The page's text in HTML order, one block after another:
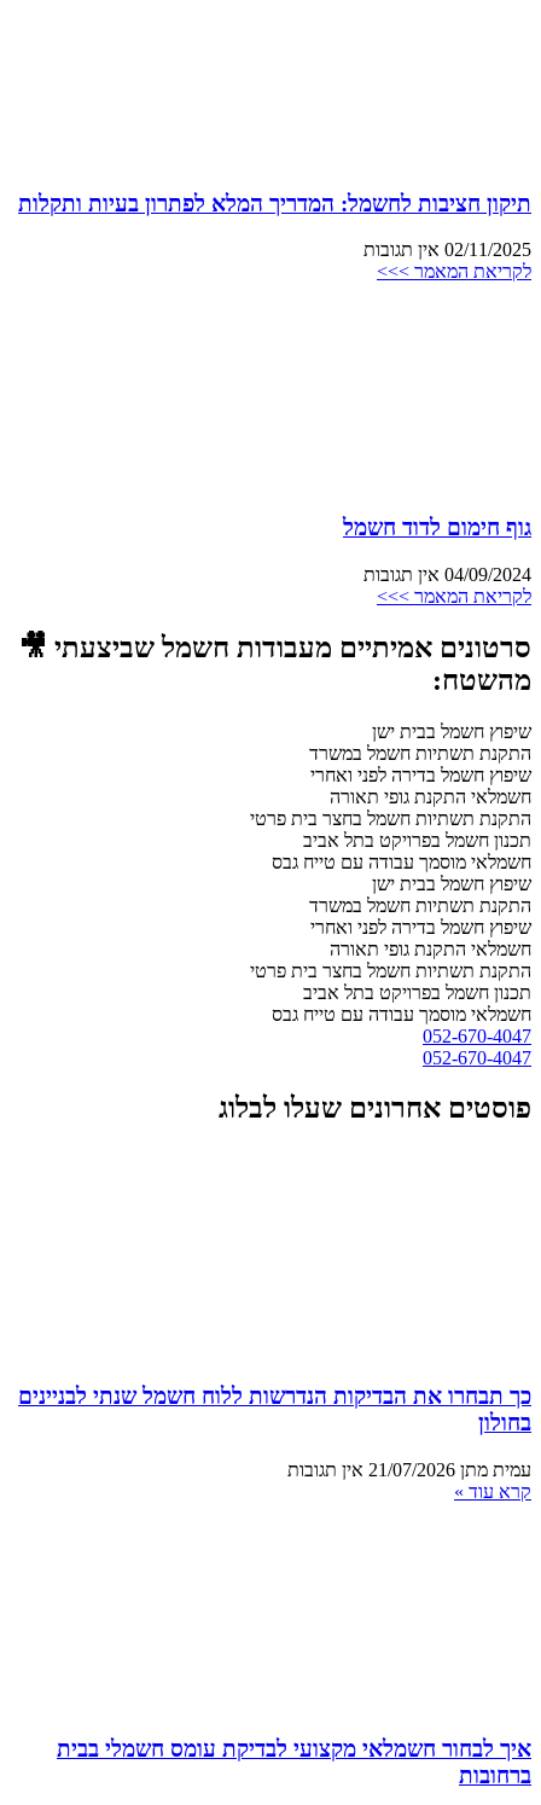
תיקון חציבות לחשמל: המדריך המלא לפתרון בעיות ותקלות
02/11/2025 אין תגובות
לקריאת המאמר >>>
גוף חימום לדוד חשמל
04/09/2024 אין תגובות
לקריאת המאמר >>>
סרטונים אמיתיים מעבודות חשמל שביצעתי 🎥
מהשטח:
שיפוץ חשמל בבית ישן
התקנת תשתיות חשמל במשרד
שיפוץ חשמל בדירה לפני ואחרי
חשמלאי התקנת גופי תאורה
התקנת תשתיות חשמל בחצר בית פרטי
תכנון חשמל בפרויקט בתל אביב
חשמלאי מוסמך עבודה עם טייח גבס
שיפוץ חשמל בבית ישן
התקנת תשתיות חשמל במשרד
שיפוץ חשמל בדירה לפני ואחרי
חשמלאי התקנת גופי תאורה
התקנת תשתיות חשמל בחצר בית פרטי
תכנון חשמל בפרויקט בתל אביב
חשמלאי מוסמך עבודה עם טייח גבס
052-670-4047
052-670-4047
פוסטים אחרונים שעלו לבלוג
כך תבחרו את הבדיקות הנדרשות ללוח חשמל שנתי לבניינים
בחולון
עמית מתן 21/07/2026 אין תגובות
קרא עוד »
איך לבחור חשמלאי מקצועי לבדיקת עומס חשמלי בבית
ברחובות